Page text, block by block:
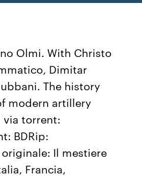
Olmi. With Christo
Dimitar
The history
modern artillery
torrent:
BDRip:
Il mestiere
Francia,